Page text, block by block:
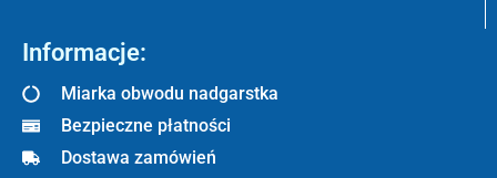
Informacje:
Miarka obwodu nadgarstka
Bezpieczne płatności
Dostawa zamówień